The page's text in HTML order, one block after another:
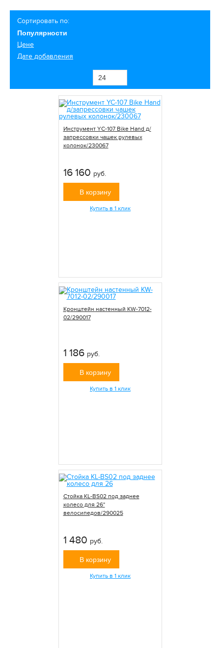
Сортировать по:
Популярности
Цене
Дате добавления
Инструмент YC-107 Bike Hand д/
запрессовки чашек рулевых
колонок/230067
16 160 руб.
В корзину
Купить в 1 клик
Кронштейн настенный KW-7012-
02/290017
1 186 руб.
В корзину
Купить в 1 клик
Стойка KL-BS02 под заднее
колесо для 26"
велосипедов/290025
1 480 руб.
В корзину
Купить в 1 клик